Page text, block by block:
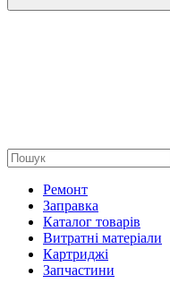
Ремонт
Заправка
Каталог товарів
Витратні матеріали
Картриджі
Запчастини